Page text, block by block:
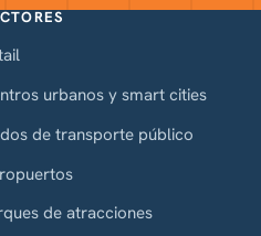
urbanos y smart cities
de transporte público
de atracciones